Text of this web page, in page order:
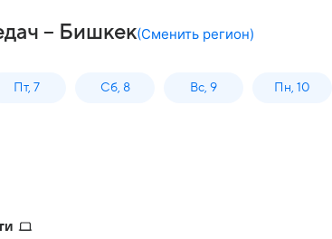
– Бишкек(Сменить регион)
Пт, 7 Сб, 8 Вс, 9 Пн, 10